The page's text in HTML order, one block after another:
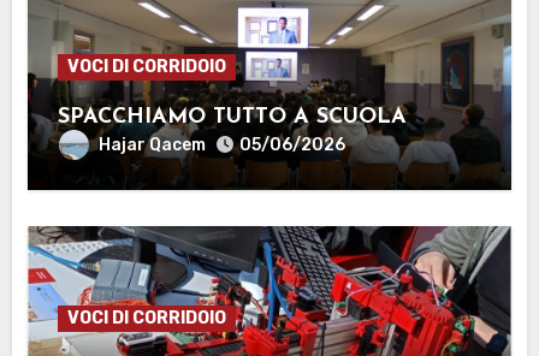
VOCI DI CORRIDOIO
SPACCHIAMO TUTTO A SCUOLA
Hajar Qacem 05/06/2026
VOCI DI CORRIDOIO